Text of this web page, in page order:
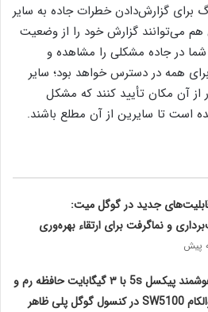
برای گزارش‌دادن خطرات جاده به سایر
هم می‌توانند گزارش خود را از وضعیت
در جاده مشکلی را مشاهده و
همه در دسترس خواهد بود؛ سایر
از آن مکان تأیید کنند که مشکل
است تا سایرین از آن مطلع باشند.
جدید در گوگل میت:
و نماگرفت برای ارتقاء بهره‌وری
ساعت هوشمند پیکسل 5s با ۳ گیگابایت حافظه رم و
تراشه کوالکام SW5100 در کنسول گوگل پلی ظاهر